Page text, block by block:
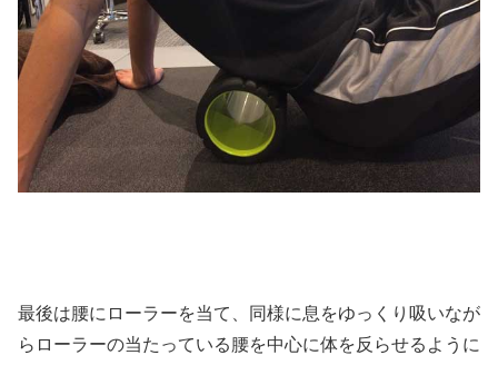
最後は腰にローラーを当て、同様に息をゆっくり吸いなが
らローラーの当たっている腰を中心に体を反らせるように